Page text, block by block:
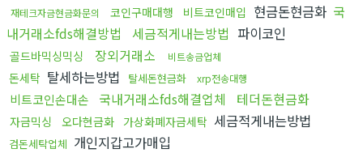
재테크자금현금화문의 코인구매대행 비트코인매입 현금돈현금화 국
내거래소fds해결방법
세금적게내는방법 파이코인
골드바믹싱믹싱 장외거래소 비트송금업체
돈세탁 탈세하는방법 탈세돈현금화 xrp전송대행
비트코인손대손 국내거래소fds해결업체 테더돈현금화
자금믹싱 오다현금화 가상화폐자금세탁 세금적게내는방법
검돈세탁업체 개인지갑고가매입